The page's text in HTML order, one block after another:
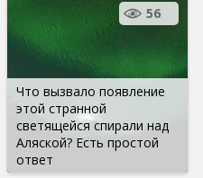
Что вызвало появление
этой странной
светящейся спирали над
Аляской? Есть простой
ответ
56